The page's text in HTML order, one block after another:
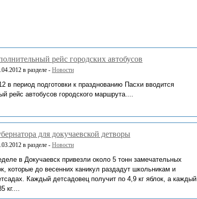
рейс городских автобусов
в разделе - Новости
в период подготовки к празднованию Пасхи вводится
рейс автобусов городского маршрута....
для докучаевской детворы
в разделе - Новости
в Докучаевск привезли около 5 тонн замечательных
которые до весенних каникул раздадут школьникам и
Каждый детсадовец получит по 4,9 кг яблок, а каждый
кг....